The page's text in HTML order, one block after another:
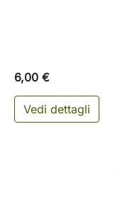
6,00 €
Vedi dettagli